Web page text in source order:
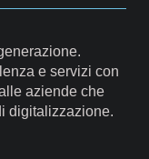
e servizi con
aziende che
digitalizzazione.